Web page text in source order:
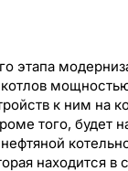
этапа
котлов
к ним на
того, будет
находится в